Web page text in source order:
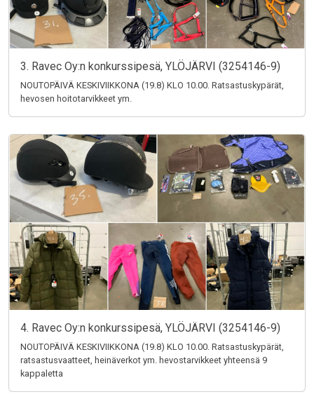
3. Ravec Oy:n konkurssipesä, YLÖJÄRVI (3254146-9)
NOUTOPÄIVÄ KESKIVIIKKONA (19.8) KLO 10.00. Ratsastuskypärät,
hevosen hoitotarvikkeet ym.
4. Ravec Oy:n konkurssipesä, YLÖJÄRVI (3254146-9)
NOUTOPÄIVÄ KESKIVIIKKONA (19.8) KLO 10.00. Ratsastuskypärät,
ratsastusvaatteet, heinäverkot ym. hevostarvikkeet yhteensä 9
kappaletta